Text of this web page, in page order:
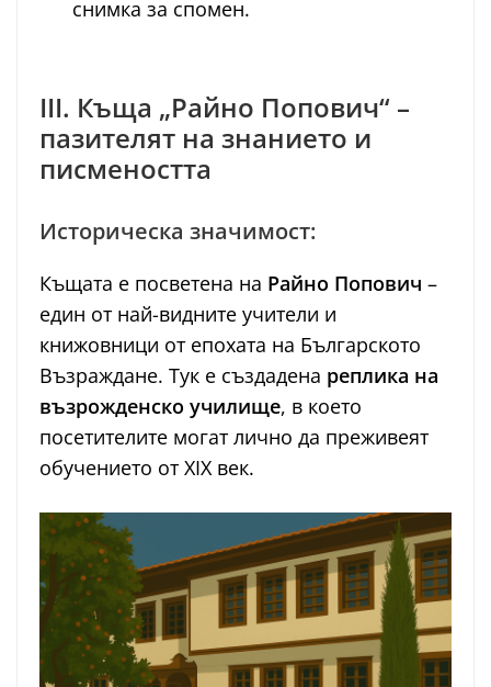
снимка за спомен.
III. Къща „Райно Попович“ –
пазителят на знанието и
писмеността
Историческа значимост:
Къщата е посветена на Райно Попович –
един от най-видните учители и
книжовници от епохата на Българското
Възраждане. Тук е създадена реплика на
възрожденско училище, в което
посетителите могат лично да преживеят
обучението от XIX век.